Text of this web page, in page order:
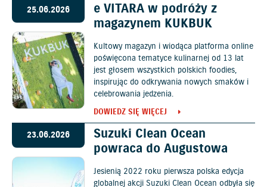
25.06.2026
e VITARA w podróży z
magazynem KUKBUK
Kultowy magazyn i wiodąca platforma online
poświęcona tematyce kulinarnej od 13 lat
jest głosem wszystkich polskich foodies,
inspirując do odkrywania nowych smaków i
celebrowania jedzenia.
DOWIEDZ SIĘ WIĘCEJ
23.06.2026
Suzuki Clean Ocean
powraca do Augustowa
Jesienią 2022 roku pierwsza polska edycja
globalnej akcji Suzuki Clean Ocean odbyła się